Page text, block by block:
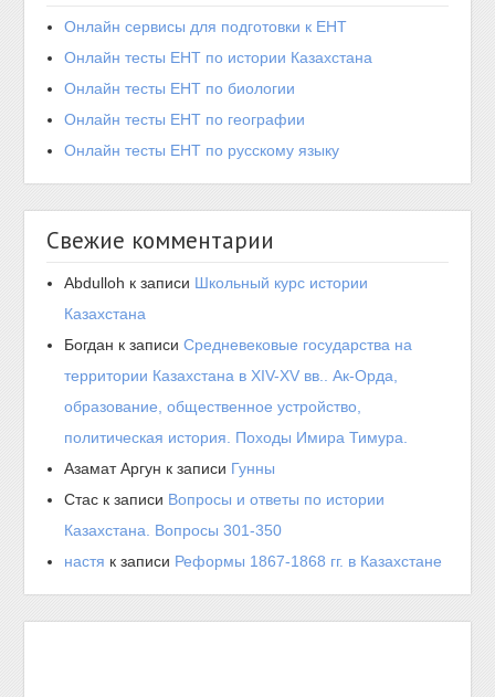
Онлайн сервисы для подготовки к ЕНТ
Онлайн тесты ЕНТ по истории Казахстана
Онлайн тесты ЕНТ по биологии
Онлайн тесты ЕНТ по географии
Онлайн тесты ЕНТ по русскому языку
Свежие комментарии
Abdulloh к записи Школьный курс истории
Казахстана
Богдан к записиСредневековые государства на
территории Казахстана в XIV-XV вв.. Ак-Орда,
образование, общественное устройство,
политическая история. Походы Имира Тимура.
Азамат Аргун к записи Гунны
Стас к записи Вопросы и ответы по истории
Казахстана. Вопросы 301-350
настя к записи Реформы 1867-1868 гг. в Казахстане